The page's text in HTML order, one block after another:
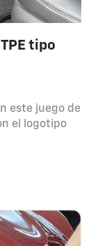
tipo
este juego de
el logotipo